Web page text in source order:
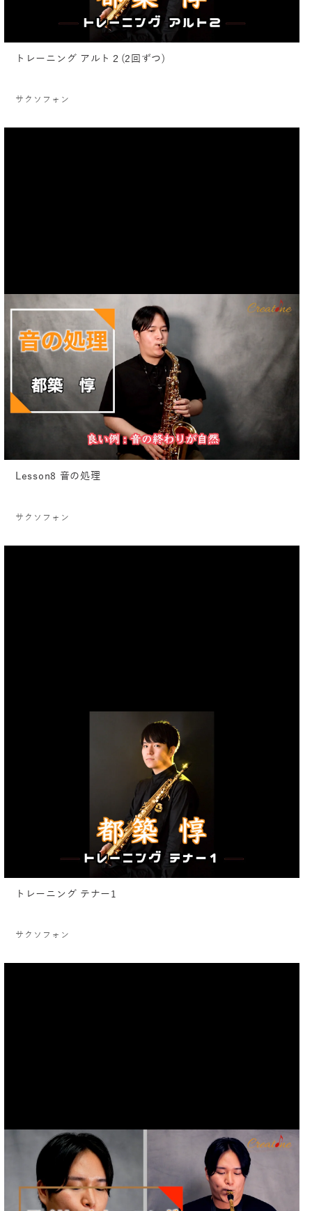
トレーニング アルト２(2回ずつ)
サクソフォン
Lesson8 音の処理
サクソフォン
トレーニング テナー1
サクソフォン